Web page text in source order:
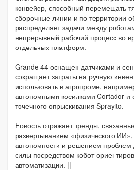
конвейер, способный перемещать
сборочные линии и по территории
распределяет задачи между
непрерывный рабочий процесс во
отдельных платформ.
Grande 44 оснащен датчиками и
сокращает затраты на ручную
использовать в агропроме,
автономными косилками Cortador и
точечного опрыскивания Sprayito.
Новость отражает тренды,
развертыванием «физического
автономности и решением проблем
силы посредством кобот-
автоматизации. ||